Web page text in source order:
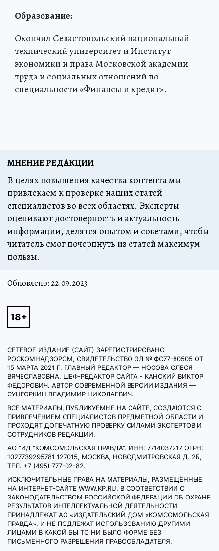
Образование:
Окончил Севастопольский национальный
технический университет и Институт
экономики и права Московской академии
труда и социальных отношений по
специальности «Финансы и кредит».
МНЕНИЕ РЕДАКЦИИ
В целях повышения качества контента мы
привлекаем к проверке наших статей
специалистов во всех областях. Эксперты
оценивают достоверность и актуальность
информации, делятся опытом и советами, чтобы
читатель смог почерпнуть из статей максимум
пользы.
Обновлено: 22.09.2023
СЕТЕВОЕ ИЗДАНИЕ (САЙТ) ЗАРЕГИСТРИРОВАНО
РОСКОМНАДЗОРОМ, СВИДЕТЕЛЬСТВО ЭЛ № ФС77-80505 ОТ
15 МАРТА 2021 Г. ГЛАВНЫЙ РЕДАКТОР — НОСОВА ОЛЕСЯ
ВЯЧЕСЛАВОВНА. ШЕФ-РЕДАКТОР САЙТА - КАНСКИЙ ВИКТОР
ФЕДОРОВИЧ. АВТОР СОВРЕМЕННОЙ ВЕРСИИ ИЗДАНИЯ —
СУНГОРКИН ВЛАДИМИР НИКОЛАЕВИЧ.
ВСЕ МАТЕРИАЛЫ, ПУБЛИКУЕМЫЕ НА САЙТЕ, СОЗДАЮТСЯ С
ПРИВЛЕЧЕНИЕМ СПЕЦИАЛИСТОВ ПРЕДМЕТНОЙ ОБЛАСТИ И
ПРОХОДЯТ ДОПЕЧАТНУЮ ПРОВЕРКУ СИЛАМИ ЭКСПЕРТОВ И
СОТРУДНИКОВ РЕДАКЦИИ.
АО "ИД "КОМСОМОЛЬСКАЯ ПРАВДА". ИНН: 7714037217 ОГРН:
1027739295781 127015, МОСКВА, НОВОДМИТРОВСКАЯ Д. 2Б,
ТЕЛ. +7 (495) 777-02-82.
ИСКЛЮЧИТЕЛЬНЫЕ ПРАВА НА МАТЕРИАЛЫ, РАЗМЕЩЁННЫЕ
НА ИНТЕРНЕТ-САЙТЕ WWW.KP.RU, В СООТВЕТСТВИИ С
ЗАКОНОДАТЕЛЬСТВОМ РОССИЙСКОЙ ФЕДЕРАЦИИ ОБ ОХРАНЕ
РЕЗУЛЬТАТОВ ИНТЕЛЛЕКТУАЛЬНОЙ ДЕЯТЕЛЬНОСТИ
ПРИНАДЛЕЖАТ АО «ИЗДАТЕЛЬСКИЙ ДОМ «КОМСОМОЛЬСКАЯ
ПРАВДА», И НЕ ПОДЛЕЖАТ ИСПОЛЬЗОВАНИЮ ДРУГИМИ
ЛИЦАМИ В КАКОЙ БЫ ТО НИ БЫЛО ФОРМЕ БЕЗ
ПИСЬМЕННОГО РАЗРЕШЕНИЯ ПРАВООБЛАДАТЕЛЯ.